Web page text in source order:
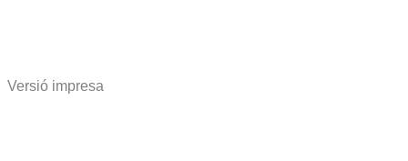
Versió impresa